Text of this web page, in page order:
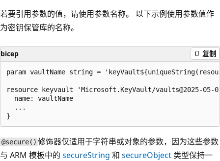
若要引用参数的值，请使用参数名称。 以下示例使用参数值作
为密钥保管库的名称。
bicep 复制
param vaultName string =
resource keyvault 'Microsoft.KeyVault/vaults@2025-05-
  name: vaultName
  ...
@secure() 修饰器仅适用于字符串或对象的参数，因为这些参数
与 ARM 模板中的 secureString 和 secureObject 类型保持一